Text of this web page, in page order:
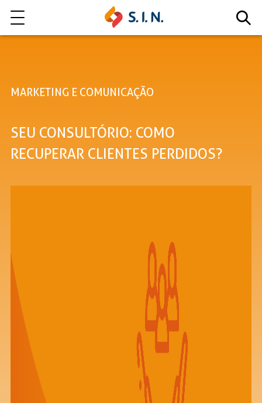
Nossas Soluções
EXPLORE NOSSAS SOLUÇÕES
Educação
Downloads
Área Científica
MARKETING E COMUNICAÇÃO
SEU CONSULTÓRIO: COMO
RECUPERAR CLIENTES PERDIDOS?